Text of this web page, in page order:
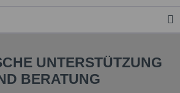
UNTERSTÜTZUNG
BERATUNG